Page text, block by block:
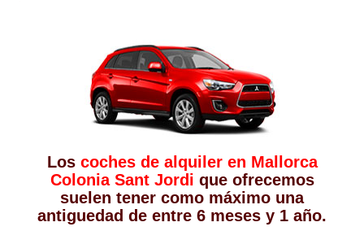
Los coches de alquiler en Mallorca
Colonia Sant Jordi que ofrecemos
suelen tener como máximo una
antiguedad de entre 6 meses y 1 año.